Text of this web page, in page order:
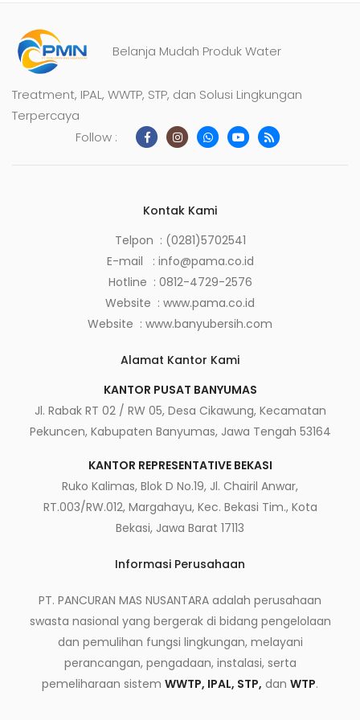
Belanja Mudah Produk Water
Treatment, IPAL, WWTP, STP, dan Solusi Lingkungan
Terpercaya
Follow :
Kontak Kami
Telpon : (0281)5702541
E-mail : info@pama.co.id
Hotline : 0812-4729-2576
Website : www.pama.co.id
Website : www.banyubersih.com
Alamat Kantor Kami
KANTOR PUSAT BANYUMAS
Jl. Rabak RT 02 / RW 05, Desa Cikawung, Kecamatan
Pekuncen, Kabupaten Banyumas, Jawa Tengah 53164
KANTOR REPRESENTATIVE BEKASI
Ruko Kalimas, Blok D No.19, Jl. Chairil Anwar,
RT.003/RW.012, Margahayu, Kec. Bekasi Tim., Kota
Bekasi, Jawa Barat 17113
Informasi Perusahaan
PT. PANCURAN MAS NUSANTARA adalah perusahaan
swasta nasional yang bergerak di bidang pengelolaan
dan pemulihan fungsi lingkungan, melayani
perancangan, pengadaan, instalasi, serta
pemeliharaan sistem WWTP, IPAL, STP, dan WTP.